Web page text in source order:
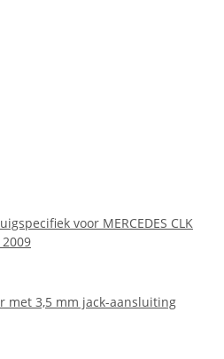
voor MERCEDES CLK